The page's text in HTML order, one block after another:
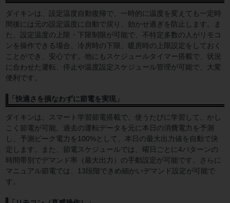
ダイキンは、設定温度自動復帰で、一時的に温度を変えても一定時
間後には元の設定温度に自動で戻り、効かせ過ぎを防止します。ま
た、設定温度の上限・下限制限が可能で、不特定多数の人がリモコ
ンを操作できる場合、冷房時の下限、暖房時の上限設定をしておく
ことができ、安心です。他にもスケジュールタイマー搭載で、状況
に合わせた運転、停止や温度設定スケジュール管理が可能で、大変
便利です。
「快適さを損なわずに節電を実現」
ダイキンは、スマート学習節電搭載で、使うたびに学習して、かし
こく節電が可能。過去の運転データを元に本日の消費電力を予測
し、予測ピーク電力を100%として、本日の最大出力値を自動で決
定します。また、節電スケジュールでは、曜日ごとに4パターンの
時間帯別でデマンド率（最大出力）の手動設定が可能です。さらに
マニュアル節電では、13段階できめ細かいデマンド設定が可能で
す。